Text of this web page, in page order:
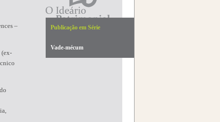
–
(ex-
Publicação em Série
Vade-mécum